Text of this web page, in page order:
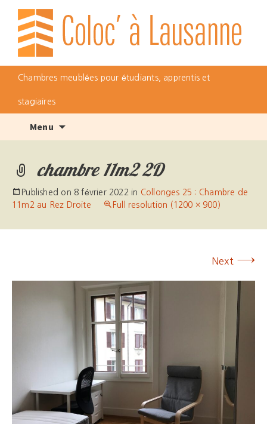
Chambres meublées pour étudiants, apprentis et
stagiaires
Menu
chambre 11m2 2D
Published on 8 février 2022 in Collonges 25 : Chambre de
11m2 au Rez Droite
Full resolution (1200 × 900)
Next →